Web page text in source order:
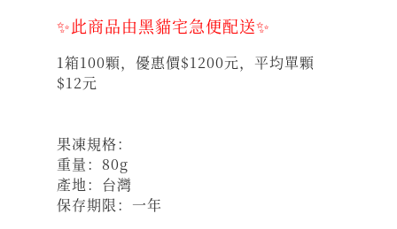
✨此商品由黑貓宅急便配送✨
1箱100顆，優惠價$1200元，平均單顆
$12元
果凍規格：
重量：80g
產地：台灣
保存期限：一年